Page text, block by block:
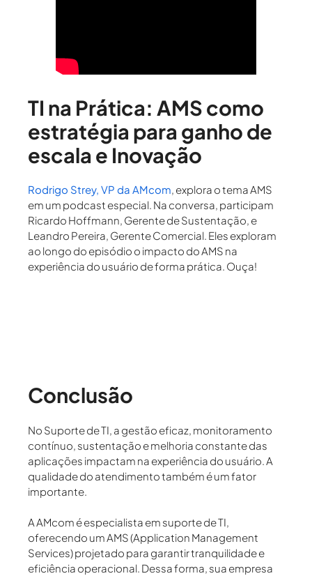
TI na Prática: AMS como
estratégia para ganho de
escala e Inovação
Rodrigo Strey, VP da AMcom, explora o temaAMS
em um podcast especial. Na conversa, participam
Ricardo Hoffmann, Gerente de Sustentação, e
Leandro Pereira, Gerente Comercial. Eles exploram
ao longo do episódio o impacto do AMS na
experiência do usuário de forma prática. Ouça!
Conclusão
No Suporte de TI, a gestão eficaz, monitoramento
contínuo, sustentação e melhoria constante das
aplicações impactam na experiência do usuário. A
qualidade do atendimento também é um fator
importante.
AAMcom é especialista em suporte de TI,
oferecendo umAMS (Application Management
Services)projetado para garantir tranquilidade e
eficiência operacional. Dessa forma, sua empresa